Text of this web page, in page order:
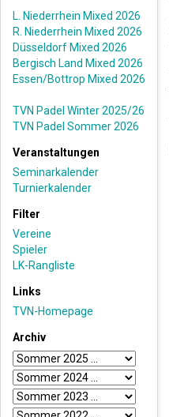
L. Niederrhein Mixed 2026
R. Niederrhein Mixed 2026
Düsseldorf Mixed 2026
Bergisch Land Mixed 2026
Essen/Bottrop Mixed 2026
TVN Padel Winter 2025/26
TVN Padel Sommer 2026
Veranstaltungen
Seminarkalender
Turnierkalender
Filter
Vereine
Spieler
LK-Rangliste
Links
TVN-Homepage
Archiv